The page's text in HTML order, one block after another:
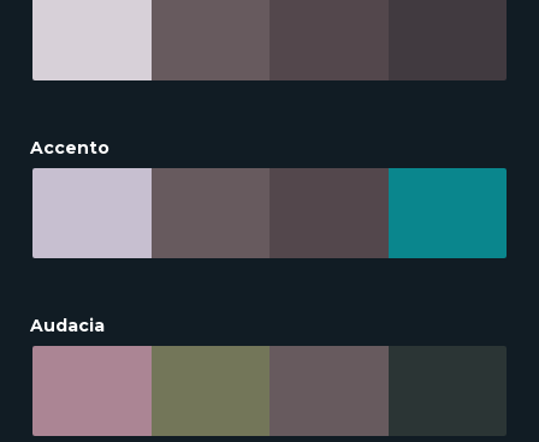
Accento
Audacia